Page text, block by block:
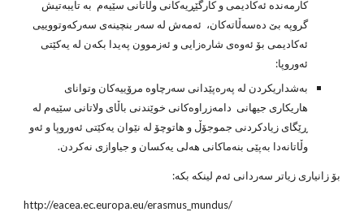
ئه‌وروپا:
وڵاتانه‌دا به‌پێی بنه‌ماكانی هه‌لی یه‌كسان و جیاوازی نه‌كردن.
بۆ زانیاری زیاتر سه‌ردانی ئه‌م لینكه‌ بكه‌:
http://eacea.ec.europa.eu/erasmus_mundus/